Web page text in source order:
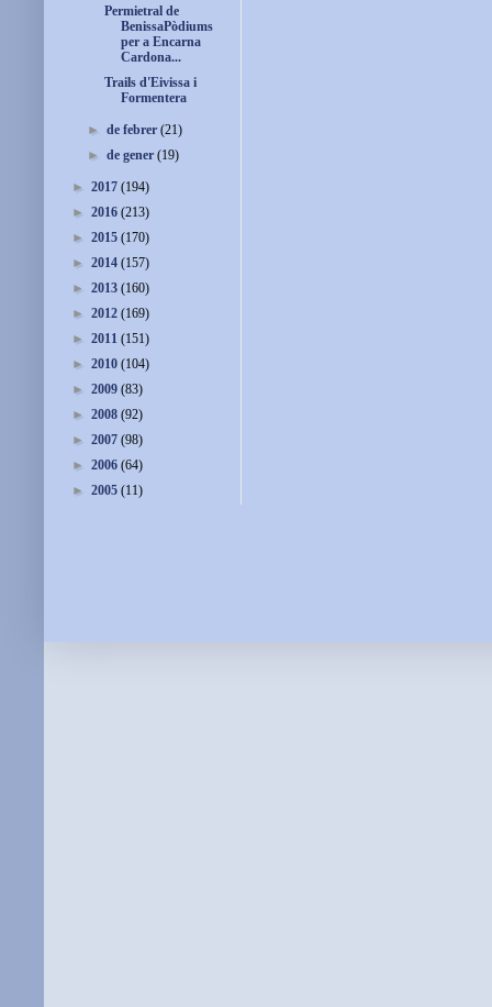
Permietral de
BenissaPòdiums
per a Encarna
Cardona...
Trails d'Eivissa i
Formentera
►de febrer(21)
►de gener(19)
► 2017 (194)
► 2016 (213)
► 2015 (170)
► 2014 (157)
► 2013 (160)
► 2012 (169)
► 2011 (151)
► 2010 (104)
► 2009 (83)
► 2008 (92)
► 2007 (98)
► 2006 (64)
► 2005 (11)